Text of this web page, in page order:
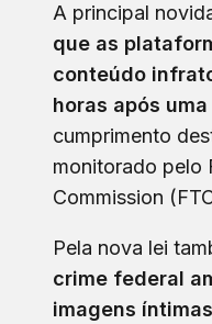
A principal
que as
conteúdo
horas após
cumprimento
monitorado pelo
Commission
Pela nova lei
crime federal
imagens